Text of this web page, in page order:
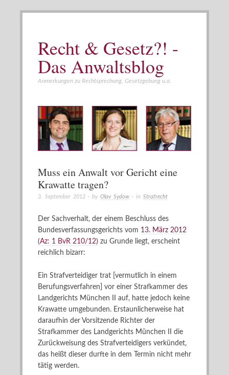
Recht & Gesetz?! -
Das Anwaltsblog
Anmerkungen zu Rechtsprechung, Gesetzgebung u.a.
Muss ein Anwalt vor Gericht eine
Krawatte tragen?
3. September 2012 · by Olav Sydow · in Strafrecht
Der Sachverhalt, der einem Beschluss des
Bundesverfassungsgerichts vom 13. März 2012
(Az: 1 BvR 210/12) zu Grunde liegt, erscheint
reichlich bizarr:
Ein Strafverteidiger trat [vermutlich in einem
Berufungsverfahren] vor einer Strafkammer des
Landgerichts München II auf, hatte jedoch keine
Krawatte umgebunden. Erstaunlicherweise hat
daraufhin der Vorsitzende Richter der
Strafkammer des Landgerichts München II die
Zurückweisung des Strafverteidigers verkündet,
das heißt dieser durfte in dem Termin nicht mehr
tätig werden.